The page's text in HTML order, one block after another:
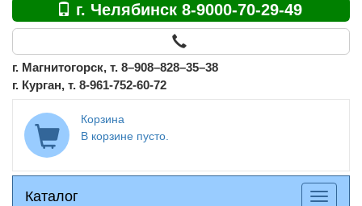
г. Челябинск 8-9000-70-29-49
г. Магнитогорск, т. 8–908–828–35–38
г. Курган, т. 8-961-752-60-72
Корзина
В корзине пусто.
Каталог
Каталог